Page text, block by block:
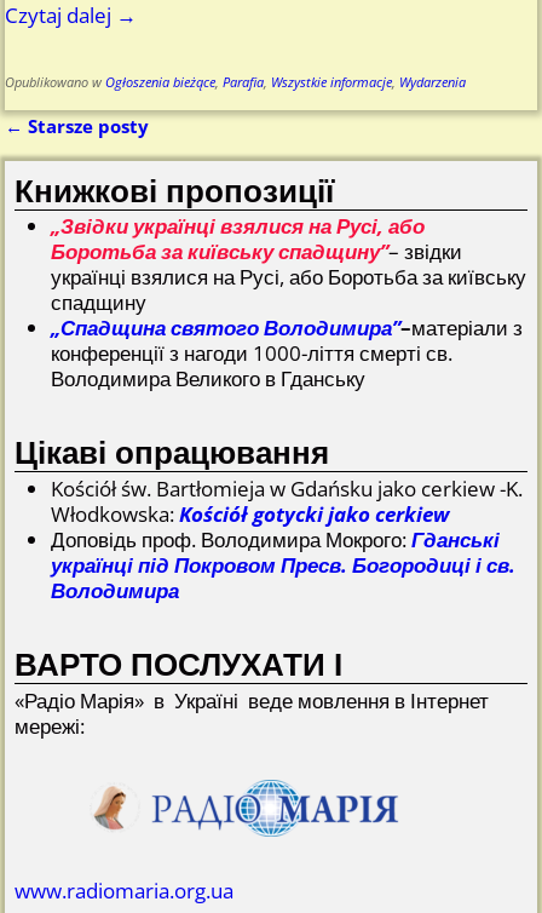
Czytaj dalej →
Opublikowano w Ogłoszenia bieżące,Parafia, Wszystkie informacje, Wydarzenia
Nawigacja
← Starsze posty
Книжкові пропозиції
„Звідки українці взялися на Русі, або
Боротьба за київську спадщину”– звідки
українці взялися на Русі, або Боротьба за київську
спадщину
„Спадщина святого Володимира”–матеріали з
конференції з нагоди 1000-ліття смерті св.
Володимира Великого в Гданську
Цікаві опрацювання
Kościół św. Bartłomieja w Gdańsku jako cerkiew -K.
Włodkowska:Kościół gotycki jako cerkiew
Доповідь проф. Володимира Мокрого:Гданські
українці під Покровом Пресв. Богородиці і св.
Володимира
ВАРТО ПОСЛУХАТИ І
«Радіо Марія» в Україні веде мовлення в Інтернет
мережі:
www.radiomaria.org.ua